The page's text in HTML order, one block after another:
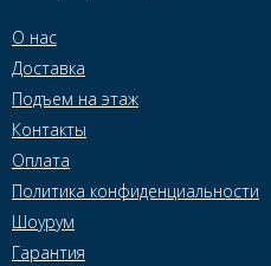
О нас
Доставка
Подъем на этаж
Контакты
Оплата
Политика конфиденциальности
Шоурум
Гарантия